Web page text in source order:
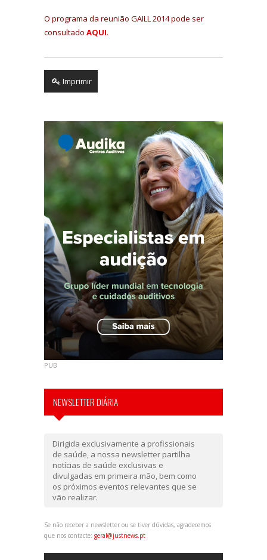
O programa da reunião GAILL 2014 pode ser
consultado AQUI.
Imprimir
PUB
NEWSLETTER DIÁRIA
Dirigida exclusivamente a profissionais
de saúde, a nossa newsletter partilha
notícias de saúde exclusivas e
divulgadas em primeira mão, bem como
os próximos eventos relevantes que se
vão realizar.
Se não receber a newsletter ou se tiver dúvidas, agradecemos
que nos contacte: geral@justnews.pt